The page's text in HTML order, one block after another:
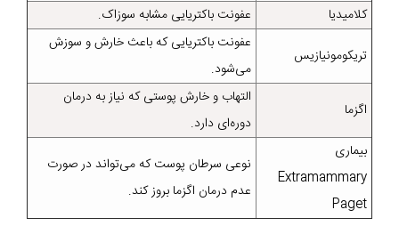
کلامیدیا
عفونت باکتریایی مشابه سوزاک.
تریکومونیازیس
عفونت باکتریایی که باعث خارش و سوزش
می‌شود.
اگزما
التهاب و خارش پوستی که نیاز به درمان
دوره‌ای دارد.
بیماری
Extramammary
Paget
نوعی سرطان پوست که می‌تواند در صورت
عدم درمان اگزما بروز کند.